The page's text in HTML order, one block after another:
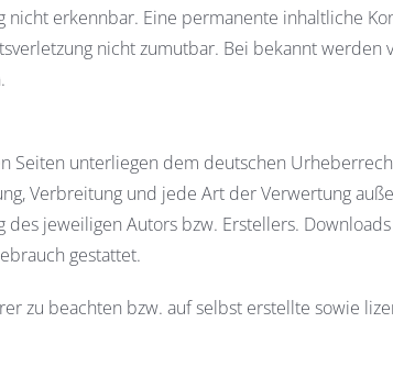
erkennbar. Eine permanente inhaltliche
nicht zumutbar. Bei bekannt werden
Seiten unterliegen dem deutschen
Verbreitung und jede Art der Verwertung
jeweiligen Autors bzw. Erstellers.
gestattet.
zu beachten bzw. auf selbst erstellte sowie